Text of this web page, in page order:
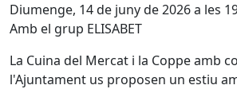
Diumenge, 14 de juny de 2026 a les
Amb el grup ELISABET
La Cuina del Mercat i la Coppe amb
l'Ajuntament us proposen un estiu